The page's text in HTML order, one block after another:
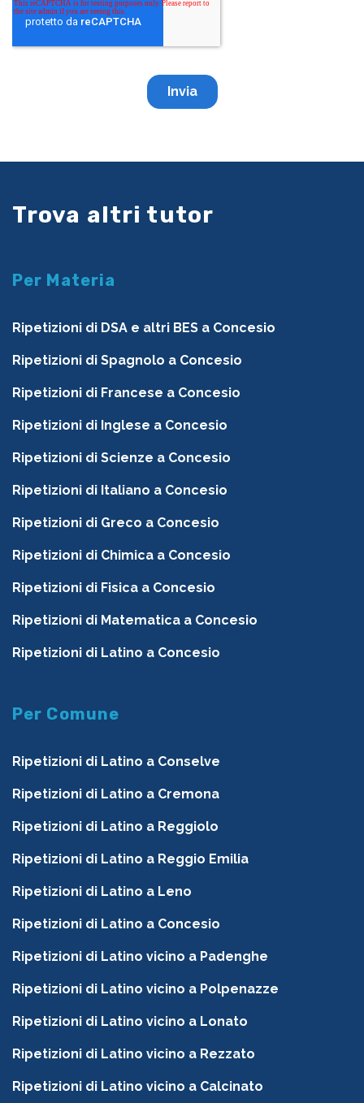
Trova altri tutor
Per Materia
Ripetizioni di DSA e altri BES a Concesio
Ripetizioni di Spagnolo a Concesio
Ripetizioni di Francese a Concesio
Ripetizioni di Inglese a Concesio
Ripetizioni di Scienze a Concesio
Ripetizioni di Italiano a Concesio
Ripetizioni di Greco a Concesio
Ripetizioni di Chimica a Concesio
Ripetizioni di Fisica a Concesio
Ripetizioni di Matematica a Concesio
Ripetizioni di Latino a Concesio
Per Comune
Ripetizioni di Latino a Conselve
Ripetizioni di Latino a Cremona
Ripetizioni di Latino a Reggiolo
Ripetizioni di Latino a Reggio Emilia
Ripetizioni di Latino a Leno
Ripetizioni di Latino a Concesio
Ripetizioni di Latino vicino a Padenghe
Ripetizioni di Latino vicino a Polpenazze
Ripetizioni di Latino vicino a Lonato
Ripetizioni di Latino vicino a Rezzato
Ripetizioni di Latino vicino a Calcinato